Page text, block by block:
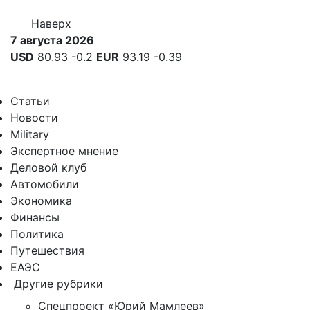
Наверх
7 августа 2026
USD 80.93 -0.2 EUR 93.19 -0.39
Статьи
Новости
Military
Экспертное мнение
Деловой клуб
Автомобили
Экономика
Финансы
Политика
Путешествия
ЕАЭС
Другие рубрики
Спецпроект «Юрий Мамлеев»